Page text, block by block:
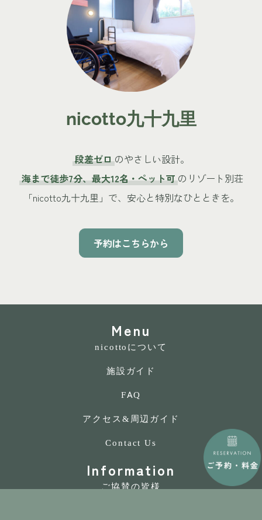
nicotto九十九里
段差ゼロ のやさしい設計。
海まで徒歩7分、最大12名・ペット可のリゾート別荘
「nicotto九十九里」で、安心と特別なひとときを。
予約はこちらから
Menu
nicottoについて
施設ガイド
FAQ
アクセス&周辺ガイド
Contact Us
Information
ご協賛の皆様